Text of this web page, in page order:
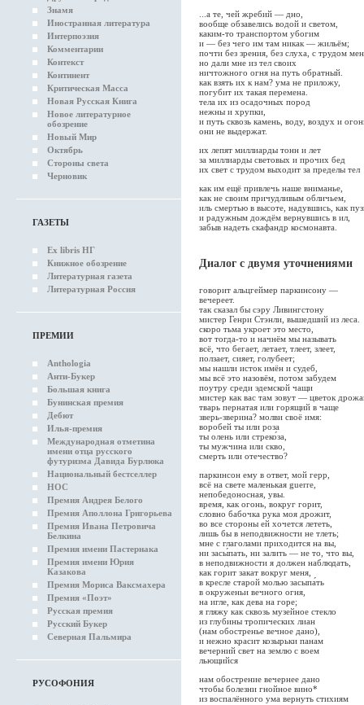
Знамя
Иностранная литература
Интерпоэзия
Комментарии
Контекст
Континент
Критическая Масса
Новая Русская Книга
Новое литературное
обозрение
Новый Мир
Октябрь
Стороны света
Черновик
ГАЗЕТЫ
Ex libris НГ
Книжное обозрение
Литературная газета
Литературная Россия
ПРЕМИИ
Anthologia
Анти-Букер
Большая книга
Бунинская премия
Дебют
Илья-премия
Международная отметина
имени отца русского
футуризма Давида Бурлюка
Национальный бестселлер
НОС
Премия Андрея Белого
Премия Аполлона Григорьева
Премия Ивана Петровича
Белкина
Премия имени Пастернака
Премия имени Юрия
Казакова
Премия Мориса Ваксмахера
Премия «Поэт»
Русская премия
Русский Букер
Северная Пальмира
РУСОФОНИЯ
...а те, чей жребий — дно,
вообще обзавелись водой и светом,
каким-то транспортом убогим
и — без чего им там никак — жильём;
почти без зрения, без слуха, с трудом
но дали мне из тел своих
ничтожного огня на путь обратный.
как взять их к нам? ума не приложу,
погубит их такая перемена.
тела их из осадочных пород
нежны и хрупки,
и путь сквозь камень, воду, воздух и
они не выдержат.
их лепят миллиарды тонн и лет
за миллиарды световых и прочих бед
их свет с трудом выходит за пределы тел
как им ещё привлечь наше вниманье,
как не своим причудливым обличьем,
иль смертью в высоте, надувшись, как
и радужным дождём вернувшись в ил,
забыв надеть скафандр космонавта.
Диалог с двумя уточнениями
говорит альцгеймер паркинсону —
вечереет.
так сказал бы сэру Ливингстону
мистер Генри Стэнли, вышедший из леса.
скоро тьма укроет это место,
вот тогда-то и начнём мы называть
всё, что бегает, летает, тлеет, злеет,
ползает, сияет, голубеет;
мы нашли исток имён и судеб,
мы всё это назовём, потом забудем
поутру среди эдемской чащи
мистер как вас там зовут — цветок
тварь пернатая или горящий в чаще
зверь-зверина? молви своё имя:
воробей ты или роза
ты олень или стреко́за,
ты мужчина или скво,
смерть или отечество?
паркинсон ему в ответ, мой герр,
всё на свете маленькая guerre,
непобедоносная, увы.
время, как огонь, вокруг горит,
словно бабочка рука моя дрожит,
во все стороны ей хочется лететь,
лишь бы в неподвижности не тлеть;
мне с глаголами приходится на вы,
ни засы́пать, ни залить — не то, что вы,
в неподвижности я должен наблюдать,
как горит закат вокруг меня,
в кресле старой молью засыпа́ть
в окруженьи вечного огня,
на игле, как дева на горе;
я гляжу как сквозь музейное стекло
из глубины тропических лиан
(нам обостренье вечное дано),
и нежно красит козырьки панам
вечерний свет на землю с воем
льющийся
нам обострение вечернее дано
чтобы болезни гнойное вино*
из воспалённого ума вернуть стихиям